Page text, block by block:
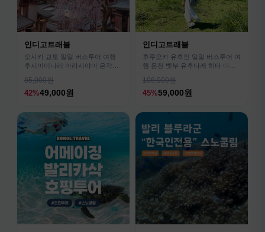
인디고트래블
오사카 교토 일일 버스투어 여행
후시미이나리 아라시야마 은각사
85,000원
42%49,000원
인디고트래블
후쿠오카 유후인 일일 버스투어 여
행 온천 벳부 유후다케 히타 다자
108,000원
45%59,000원